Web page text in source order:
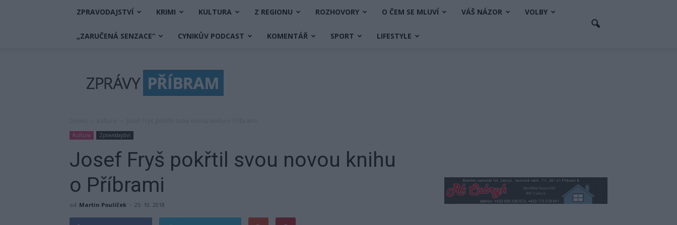
ZPRAVODAJSTVÍ KRIMI KULTURA Z REGIONU ROZHOVORY O ČEM SE MLUVÍ VÁŠ NÁZOR VOLBY
„ZARUČENÁ SENZACE“ CYNIKŮV PODCAST KOMENTÁŘ SPORT LIFESTYLE
Příbram
Kultura Zpravodajství
Josef Fryš pokřtil svou novou knihu
o Příbrami
od Martin Poulíček - 25. 10. 2018